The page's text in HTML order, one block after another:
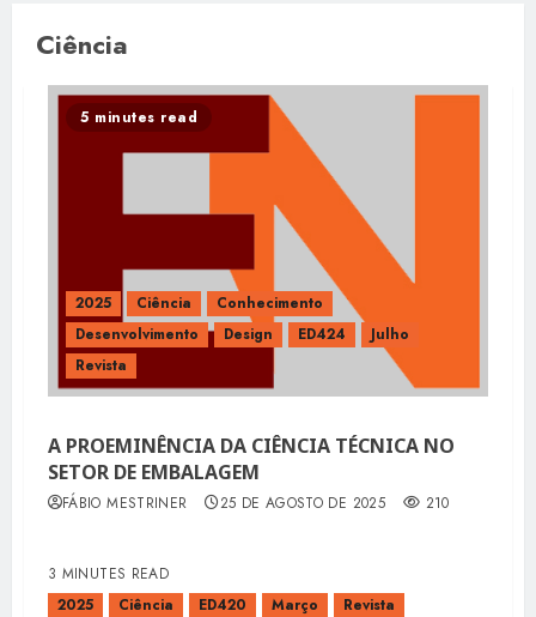
Ciência
5 minutes read
2025 Ciência
Conhecimento
Desenvolvimento
Design ED424
Julho
Revista
A PROEMINÊNCIA DA CIÊNCIA TÉCNICA NO
SETOR DE EMBALAGEM
FÁBIO MESTRINER 25 DE AGOSTO DE 2025 210
3 MINUTES READ
2025
Ciência ED420 Março
Revista